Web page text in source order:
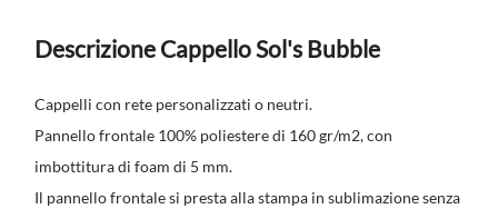
Descrizione Cappello Sol's Bubble
Cappelli con rete personalizzati o neutri.
Pannello frontale 100% poliestere di 160 gr/m2, con
imbottitura di foam di 5 mm.
Il pannello frontale si presta alla stampa in sublimazione senza